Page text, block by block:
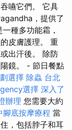
嚥它們。 它具
，提供了
種多功能霜，
皮膚護理。 重
出汗後。 除防
鏡。 - 節日餐點
選擇 除蟲 台北
選擇 深入了
辦理 您需要大約
腳底按摩療程 當
，包括脖子和耳